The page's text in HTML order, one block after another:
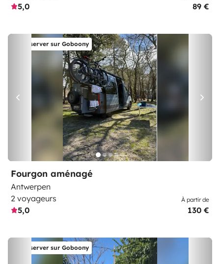
5,0
89 €
Réserver sur Goboony
Fourgon aménagé
Antwerpen
2 voyageurs
5,0
À partir de
130 €
Réserver sur Goboony